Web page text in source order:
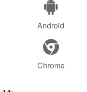
Android
Chrome